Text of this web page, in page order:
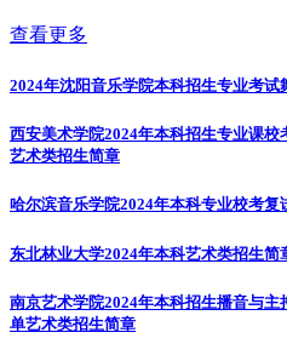
查看更多
2024年沈阳音乐学院本科招生专业考试
西安美术学院2024年本科招生专业课
艺术类招生简章
哈尔滨音乐学院2024年本科专业校考复
东北林业大学2024年本科艺术类招生简
南京艺术学院2024年本科招生播音与
单艺术类招生简章